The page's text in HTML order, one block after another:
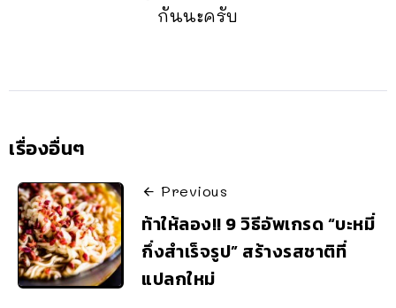
กันนะครับ
เรื่องอื่นๆ
Previous
ท้าให้ลอง!! 9 วิธีอัพเกรด “บะหมี่
กึ่งสำเร็จรูป” สร้างรสชาติที่
แปลกใหม่